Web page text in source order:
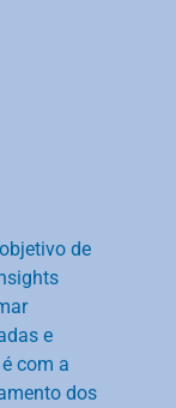
de
e
com a
dos